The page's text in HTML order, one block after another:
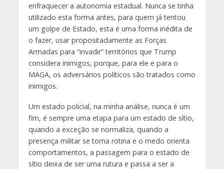
enfraquecer a autonomia estadual. Nunca se tinha
utilizado esta forma antes, para quem já tentou
um golpe de Estado, esta é uma forma inédita de
o fazer, usar propositadamente as Forças
Armadas para “invadir” territórios que Trump
considera inimigos, porque, para ele e para o
MAGA, os adversários políticos são tratados como
inimigos.
Um estado policial, na minha análise, nunca é um
fim, é sempre uma etapa para um estado de sítio,
quando a exceção se normaliza, quando a
presença militar se torna rotina e o medo orienta
comportamentos, a passagem para o estado de
sítio deixa de ser uma rutura e passa a ser a